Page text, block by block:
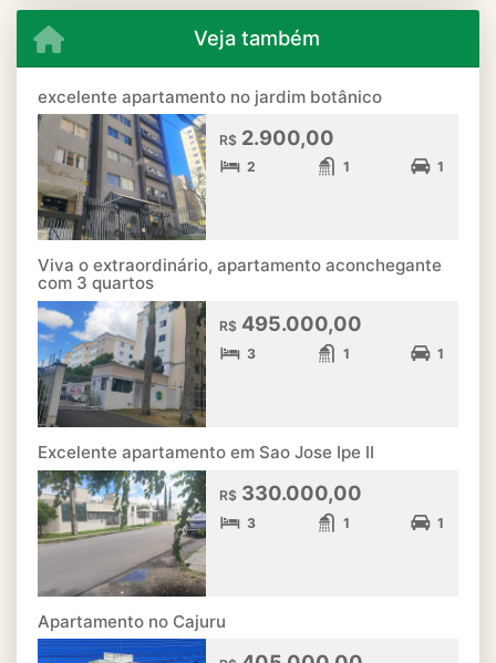
Veja também
excelente apartamento no jardim botânico
R$ 2.900,00
2 1 1
Viva o extraordinário, apartamento aconchegante
com 3 quartos
R$ 495.000,00
3 1 1
Excelente apartamento em Sao Jose Ipe II
R$ 330.000,00
3 1 1
Apartamento no Cajuru